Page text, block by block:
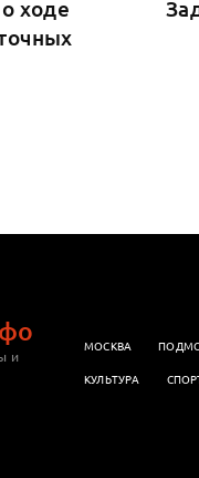
ходе
и
МОСКВА
КУЛЬТУРА